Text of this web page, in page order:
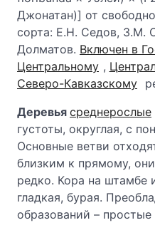
Джонатан)] от
сорта: Е.Н. Седов, З.М.
Долматов. Включен в
Центральному ,
Северо-Кавказскому
Деревья среднерослые
густоты, округлая, с
Основные ветви
близким к прямому,
редко. Кора на штамбе
гладкая, бурая.
образований –